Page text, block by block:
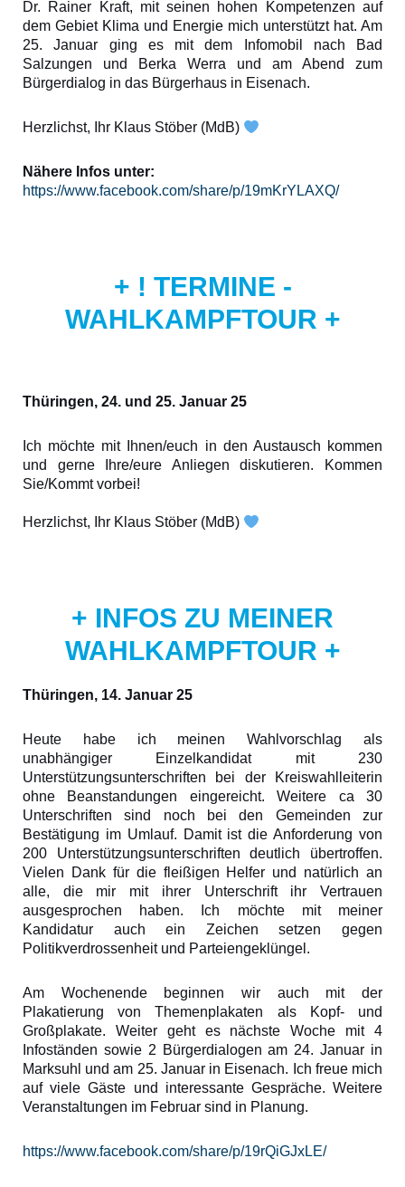
Dr. Rainer Kraft, mit seinen hohen Kompetenzen auf
dem Gebiet Klima und Energie mich unterstützt hat. Am
25. Januar ging es mit dem Infomobil nach Bad
Salzungen und Berka Werra und am Abend zum
Bürgerdialog in das Bürgerhaus in Eisenach.
Herzlichst, Ihr Klaus Stöber (MdB)
Nähere Infos unter:
https://www.facebook.com/share/p/19mKrYLAXQ/
+ ! TERMINE -
WAHLKAMPFTOUR +
Thüringen, 24. und 25. Januar 25
Ich möchte mit Ihnen/euch in den Austausch kommen
und gerne Ihre/eure Anliegen diskutieren. Kommen
Sie/Kommt vorbei!
Herzlichst, Ihr Klaus Stöber (MdB)
+ INFOS ZU MEINER
WAHLKAMPFTOUR +
Thüringen, 14. Januar 25
Heute habe ich meinen Wahlvorschlag als
unabhängiger Einzelkandidat mit 230
Unterstützungsunterschriften bei der Kreiswahlleiterin
ohne Beanstandungen eingereicht. Weitere ca 30
Unterschriften sind noch bei den Gemeinden zur
Bestätigung im Umlauf. Damit ist die Anforderung von
200 Unterstützungsunterschriften deutlich übertroffen.
Vielen Dank für die fleißigen Helfer und natürlich an
alle, die mir mit ihrer Unterschrift ihr Vertrauen
ausgesprochen haben. Ich möchte mit meiner
Kandidatur auch ein Zeichen setzen gegen
Politikverdrossenheit und Parteiengeklüngel.
Am Wochenende beginnen wir auch mit der
Plakatierung von Themenplakaten als Kopf- und
Großplakate. Weiter geht es nächste Woche mit 4
Infoständen sowie 2 Bürgerdialogen am 24. Januar in
Marksuhl und am 25. Januar in Eisenach. Ich freue mich
auf viele Gäste und interessante Gespräche. Weitere
Veranstaltungen im Februar sind in Planung.
https://www.facebook.com/share/p/19rQiGJxLE/